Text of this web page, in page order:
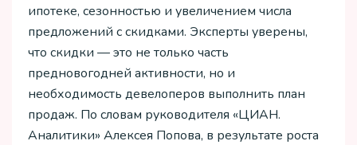
ипотеке, сезонностью и увеличением числа
предложений с скидками. Эксперты уверены,
что скидки — это не только часть
предновогодней активности, но и
необходимость девелоперов выполнить план
продаж. По словам руководителя «ЦИАН.
Аналитики» Алексея Попова, в результате роста